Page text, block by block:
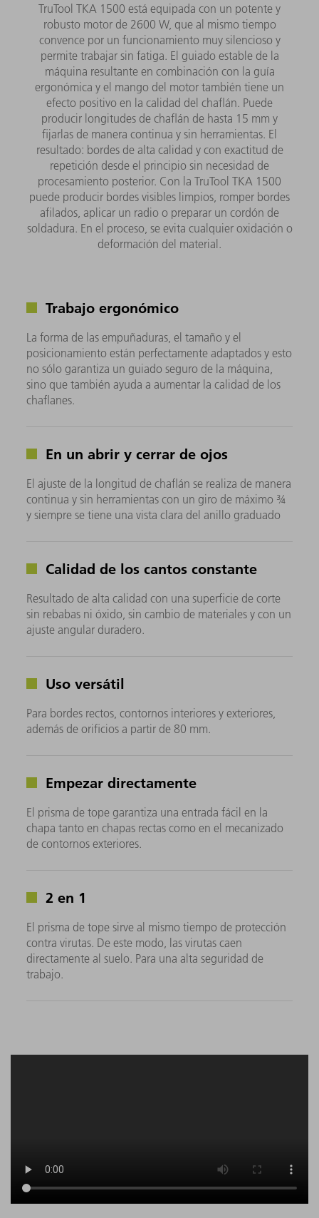
TruTool TKA 1500 está equipada con un potente y
robusto motor de 2600 W, que al mismo tiempo
convence por un funcionamiento muy silencioso y
permite trabajar sin fatiga. El guiado estable de la
máquina resultante en combinación con la guía
ergonómica y el mango del motor también tiene un
efecto positivo en la calidad del chaflán. Puede
producir longitudes de chaflán de hasta 15 mm y
fijarlas de manera continua y sin herramientas. El
resultado: bordes de alta calidad y con exactitud de
repetición desde el principio sin necesidad de
procesamiento posterior. Con la TruTool TKA 1500
puede producir bordes visibles limpios, romper bordes
afilados, aplicar un radio o preparar un cordón de
soldadura. En el proceso, se evita cualquier oxidación o
deformación del material.
Trabajo ergonómico
La forma de las empuñaduras, el tamaño y el
posicionamiento están perfectamente adaptados y esto
no sólo garantiza un guiado seguro de la máquina,
sino que también ayuda a aumentar la calidad de los
chaflanes.
En un abrir y cerrar de ojos
El ajuste de la longitud de chaflán se realiza de manera
continua y sin herramientas con un giro de máximo ¾
y siempre se tiene una vista clara del anillo graduado
Calidad de los cantos constante
Resultado de alta calidad con una superficie de corte
sin rebabas ni óxido, sin cambio de materiales y con un
ajuste angular duradero.
Uso versátil
Para bordes rectos, contornos interiores y exteriores,
además de orificios a partir de 80 mm.
Empezar directamente
El prisma de tope garantiza una entrada fácil en la
chapa tanto en chapas rectas como en el mecanizado
de contornos exteriores.
2 en 1
El prisma de tope sirve al mismo tiempo de protección
contra virutas. De este modo, las virutas caen
directamente al suelo. Para una alta seguridad de
trabajo.